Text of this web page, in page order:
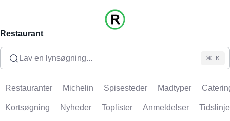
Restaurant
Lav en lynsøgning... ⌘+K
Restauranter Michelin Spisesteder Madtyper
Kortsøgning Nyheder Toplister Anmeldelser Tidslinje